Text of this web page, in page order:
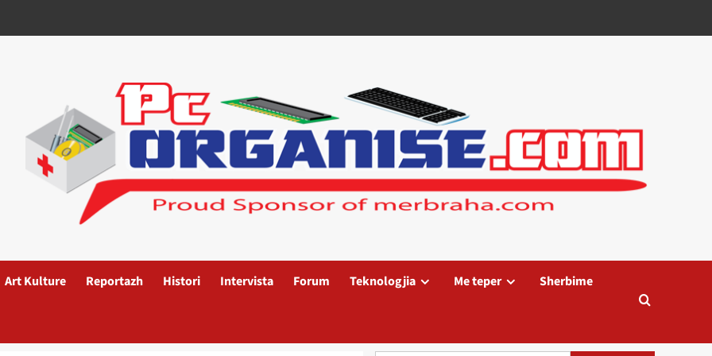
Art Kulture Reportazh Histori Intervista Forum Teknologjia Me teper Sherbime